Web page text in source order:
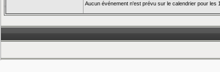
Aucun événement n'est prévu sur le calendrier pour les